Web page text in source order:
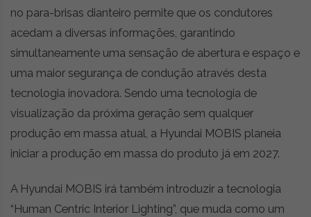
no para-brisas dianteiro permite que os condutores
acedam a diversas informações, garantindo
simultaneamente uma sensação de abertura e espaço e
uma maior segurança de condução através desta
tecnologia inovadora. Sendo uma tecnologia de
visualização da próxima geração sem qualquer
produção em massa atual, a Hyundai MOBIS planeia
iniciar a produção em massa do produto já em 2027.
A Hyundai MOBIS irá também introduzir a tecnologia
“Human Centric Interior Lighting”, que muda como um